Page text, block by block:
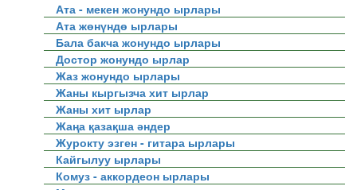
Ата - мекен жонундо ырлары
Ата жөнүндө ырлары
Бала бакча жонундо ырлары
Достор жонундо ырлар
Жаз жонундо ырлары
Жаны кыргызча хит ырлар
Жаны хит ырлар
Жаңа қазақша әндер
Журокту эзген - гитара ырлары
Кайгылуу ырлары
Комуз - аккордеон ырлары